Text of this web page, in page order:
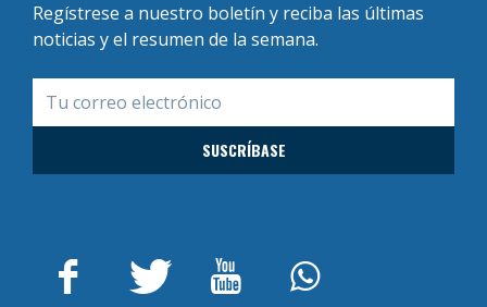
Regístrese a nuestro boletín y reciba las últimas
noticias y el resumen de la semana.